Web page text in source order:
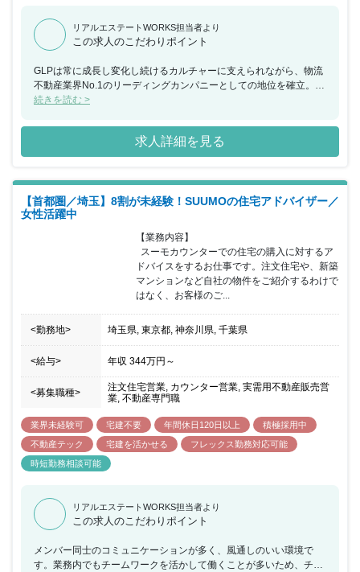
リアルエステートWORKS担当者より
この求人のこだわりポイント
GLPは常に成長し変化し続けるカルチャーに支えられながら、物流
不動産業界No.1のリーディングカンパニーとしての地位を確立。そ
んな会社で世の中に注目される案件を自ら推進し、進化し続ける物
いるポジションは、経験を積みながら将来的にはマネジメントも目
続きを読む >
求人詳細を見る
【首都圏／埼玉】8割が未経験！SUUMOの住宅アドバイザー／
女性活躍中
【業務内容】
ドバイスをするお仕事です。注文住宅や、新築
マンションなど自社の物件をご紹介するわけで
はなく、お客様のご...
<勤務地> 埼玉県, 東京都, 神奈川県, 千葉県
<給与> 年収 344万円 ～
<募集職種>
注文住宅営業, カウンター営業, 実需用不動産販売営
業, 不動産専門職
業界未経験可 宅建不要 年間休日120日以上
積極採用中
不動産テック
宅建を活かせる
フレックス勤務対応可能
時短勤務相談可能
リアルエステートWORKS担当者より
この求人のこだわりポイント
メンバー同士のコミュニケーションが多く、風通しのいい環境で
す。業務内でもチームワークを活かして働くことが多いため、チー